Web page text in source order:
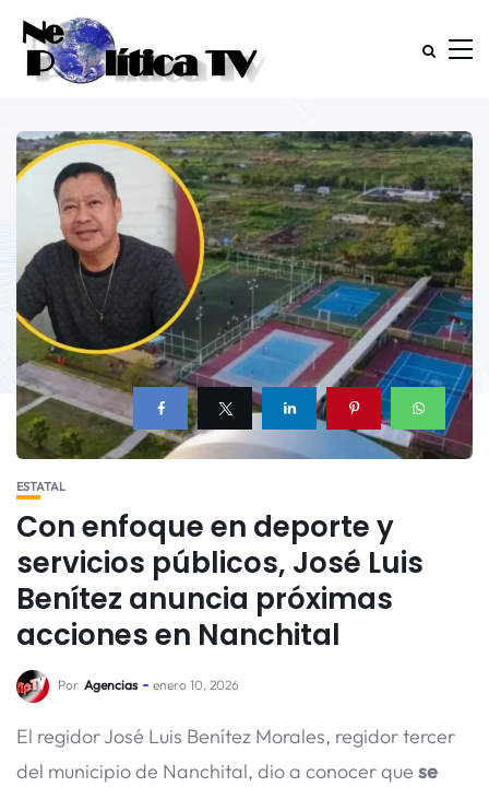
ESTATAL
Con enfoque en deporte y
servicios públicos, José Luis
Benítez anuncia próximas
acciones en Nanchital
Por Agencias enero 10, 2026
El regidor José Luis Benítez Morales, regidor tercer
del municipio de Nanchital, dio a conocer que se